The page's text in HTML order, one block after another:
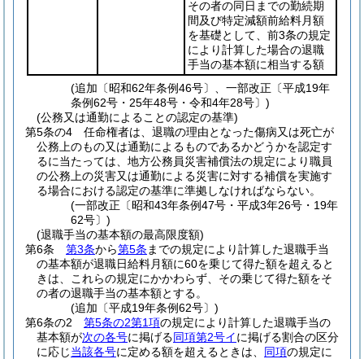
その者の同日までの勤続期
間及び特定減額前給料月額
を基礎として、前3条の規定
により計算した場合の退職
手当の基本額に相当する額
(追加〔昭和62年条例46号〕、一部改正〔平成19年
条例62号・25年48号・令和4年28号〕)
(公務又は通勤によることの認定の基準)
第5条の4
任命権者は、退職の理由となった傷病又は死亡が
公務上のもの又は通勤によるものであるかどうかを認定す
るに当たっては、地方公務員災害補償法の規定により職員
の公務上の災害又は通勤による災害に対する補償を実施す
る場合における認定の基準に準拠しなければならない。
(一部改正〔昭和43年条例47号・平成3年26号・19年
62号〕)
(退職手当の基本額の最高限度額)
第6条
第3条から第5条 までの規定により計算した退職手当
の基本額が退職日給料月額に60を乗じて得た額を超えると
きは、これらの規定にかかわらず、その乗じて得た額をそ
の者の退職手当の基本額とする。
(追加〔平成19年条例62号〕)
第6条の2
第5条の2第1項の規定により計算した退職手当の
基本額が次の各号に掲げる同項第2号イに掲げる割合の区分
に応じ当該各号に定める額を超えるときは、 同項の規定に